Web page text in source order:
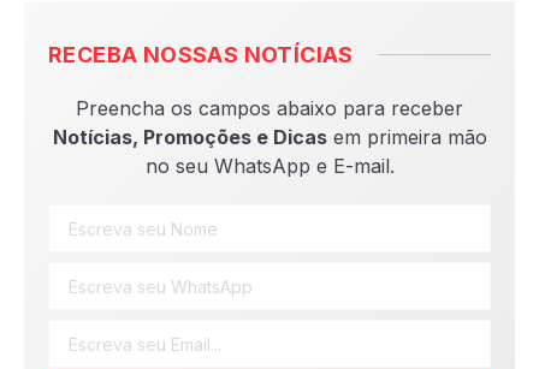
RECEBA NOSSAS NOTÍCIAS
Preencha os campos abaixo para receber
Notícias, Promoções e Dicasem primeira mão
no seu WhatsApp e E-mail.